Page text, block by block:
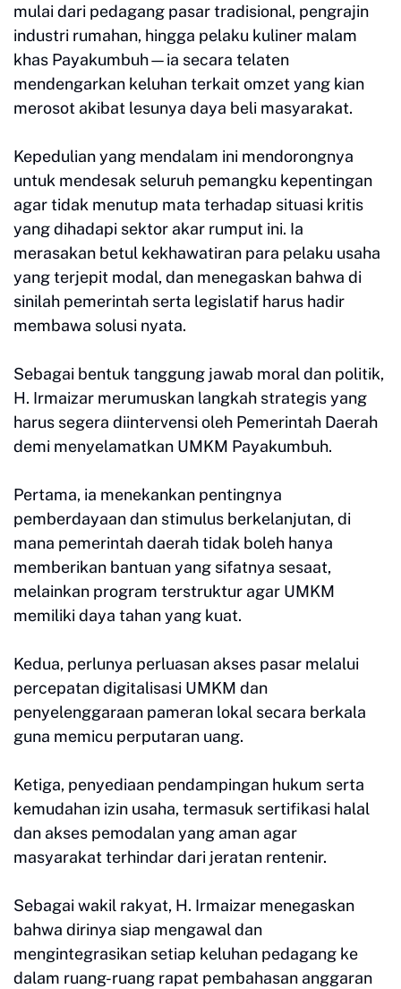
mulai dari pedagang pasar tradisional, pengrajin
industri rumahan, hingga pelaku kuliner malam
khas Payakumbuh—ia secara telaten
mendengarkan keluhan terkait omzet yang kian
merosot akibat lesunya daya beli masyarakat.
Kepedulian yang mendalam ini mendorongnya
untuk mendesak seluruh pemangku kepentingan
agar tidak menutup mata terhadap situasi kritis
yang dihadapi sektor akar rumput ini. Ia
merasakan betul kekhawatiran para pelaku usaha
yang terjepit modal, dan menegaskan bahwa di
sinilah pemerintah serta legislatif harus hadir
membawa solusi nyata.
Sebagai bentuk tanggung jawab moral dan politik,
H. Irmaizar merumuskan langkah strategis yang
harus segera diintervensi oleh Pemerintah Daerah
demi menyelamatkan UMKM Payakumbuh.
Pertama, ia menekankan pentingnya
pemberdayaan dan stimulus berkelanjutan, di
mana pemerintah daerah tidak boleh hanya
memberikan bantuan yang sifatnya sesaat,
melainkan program terstruktur agar UMKM
memiliki daya tahan yang kuat.
Kedua, perlunya perluasan akses pasar melalui
percepatan digitalisasi UMKM dan
penyelenggaraan pameran lokal secara berkala
guna memicu perputaran uang.
Ketiga, penyediaan pendampingan hukum serta
kemudahan izin usaha, termasuk sertifikasi halal
dan akses pemodalan yang aman agar
masyarakat terhindar dari jeratan rentenir.
Sebagai wakil rakyat, H. Irmaizar menegaskan
bahwa dirinya siap mengawal dan
mengintegrasikan setiap keluhan pedagang ke
dalam ruang-ruang rapat pembahasan anggaran